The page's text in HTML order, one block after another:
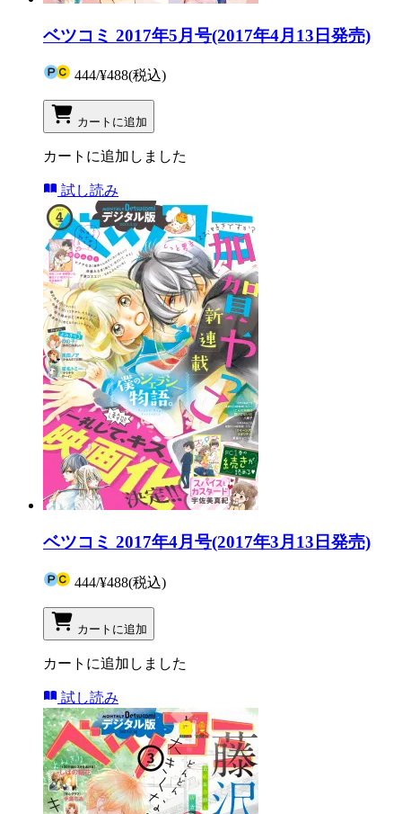
ベツコミ 2017年5月号(2017年4月13日発売)
444/¥488(税込)
カートに追加
カートに追加しました
試し読み
ベツコミ 2017年4月号(2017年3月13日発売)
444/¥488(税込)
カートに追加
カートに追加しました
試し読み